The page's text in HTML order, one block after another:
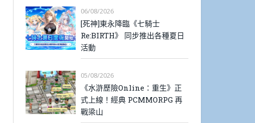
06/08/2026
[死神]東永降臨《七騎士
Re:BIRTH》 同步推出各種夏日
活動
05/08/2026
《水滸歷險Online：重生》正
式上線！經典 PCMMORPG 再
戰梁山